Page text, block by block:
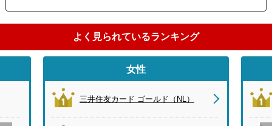
よく見られているランキング
女性
三井住友カード ゴールド（NL）